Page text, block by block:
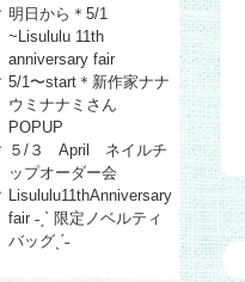
明日から＊5/1
~Lisululu 11th
anniversary fair
5/1〜start＊新作家ナナ
ウミナナミさん
POPUP
５/３ April ネイルチ
ップオーダー会
Lisululu11thAnniversary
fair ˗ˏˋ 限定ノベルティ
バッグˎˊ˗